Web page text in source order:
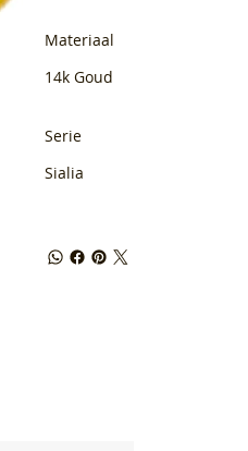
Materiaal
14k Goud
Serie
Sialia